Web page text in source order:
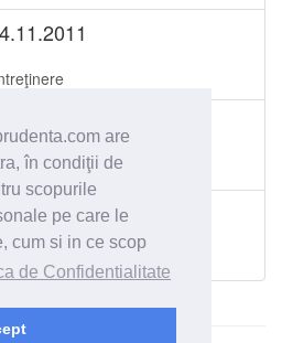
are
în condiţii de
scopurile
pe care le
cum si in ce scop
de Confidentialitate